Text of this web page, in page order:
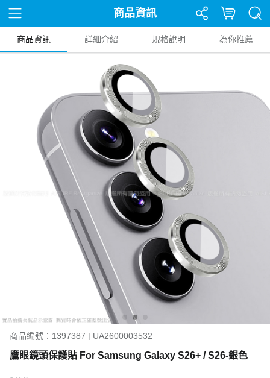
商品資訊
商品資訊 詳細介紹 規格說明 為你推薦
商品編號：1397387 | UA2600003532
鷹眼鏡頭保護貼 For Samsung Galaxy S26+ / S26-銀色